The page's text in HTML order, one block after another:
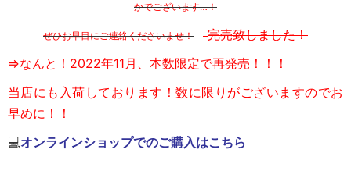
かでございます…！
ぜひお早目にご連絡くださいませ！
完売致しました！
⇒なんと！2022年11月、本数限定で再発売！！！
当店にも入荷しております！数に限りがございますのでお
早めに！！
💻オンラインショップでのご購入はこちら